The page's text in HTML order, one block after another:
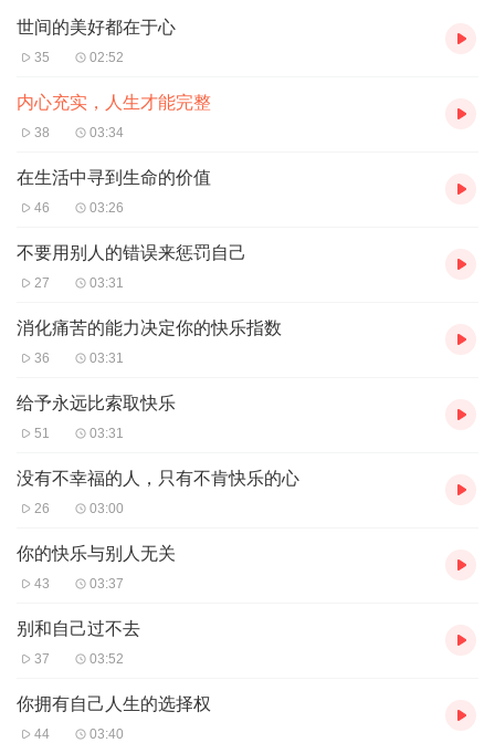
世间的美好都在于心
35 02:52
内心充实，人生才能完整
38 03:34
在生活中寻到生命的价值
46 03:26
不要用别人的错误来惩罚自己
27 03:31
消化痛苦的能力决定你的快乐指数
36 03:31
给予永远比索取快乐
51 03:31
没有不幸福的人，只有不肯快乐的心
26 03:00
你的快乐与别人无关
43 03:37
别和自己过不去
37 03:52
你拥有自己人生的选择权
44 03:40